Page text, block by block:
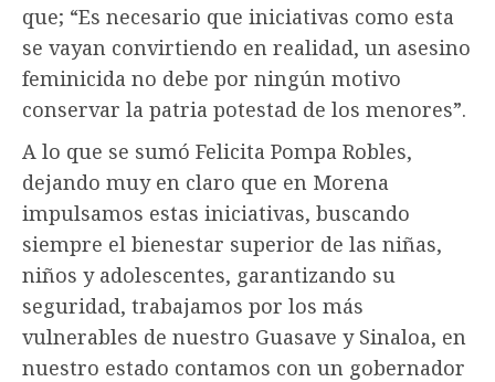
que; “Es necesario que iniciativas como esta
se vayan convirtiendo en realidad, un asesino
feminicida no debe por ningún motivo
conservar la patria potestad de los menores”.
A lo que se sumó Felicita Pompa Robles,
dejando muy en claro que en Morena
impulsamos estas iniciativas, buscando
siempre el bienestar superior de las niñas,
niños y adolescentes, garantizando su
seguridad, trabajamos por los más
vulnerables de nuestro Guasave y Sinaloa, en
nuestro estado contamos con un gobernador